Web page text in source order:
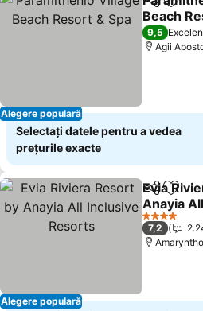
Alegere populară
Distribuiți
Beach
Vedeți
9,5
Agii
Selectați datele pentru a vedea
prețurile exacte
Alegere populară
Distribuiți
Evia
Anayia
Resorts
Vedeți
4 Stele
7,2